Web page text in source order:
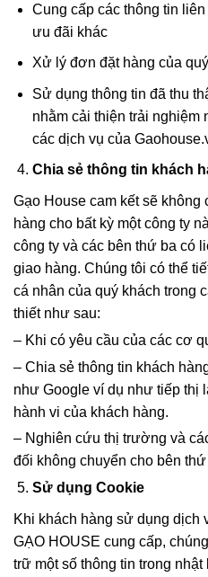
Cung cấp các thông tin
ưu đãi khác
Xử lý đơn đặt hàng của
Sử dụng thông tin đã thu
nhằm cải thiện trải
các dịch vụ của
Chia sẻ thông tin khách
Gạo House cam kết sẽ không
hàng cho bất kỳ một công ty
công ty và các bên thứ ba có
giao hàng. Chúng tôi có thể
cá nhân của quý khách trong
thiết như sau:
– Khi có yêu cầu của các cơ
– Chia sẻ thông tin khách
như Google ví dụ như tiếp thị
hành vi của khách hàng.
– Nghiên cứu thị trường và
đối không chuyển cho bên thứ
Sử dụng Cookie
Khi khách hàng sử dụng dịch
GẠO HOUSE cung cấp,
trữ một số thông tin trong